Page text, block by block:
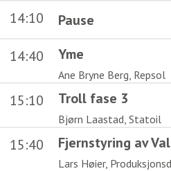
14:10
Pause
14:40
Yme
Ane Bryne Berg, Repsol
15:10 Troll fase 3
Bjørn Laastad, Statoil
15:40 Fjernstyring av
Lars Høier,